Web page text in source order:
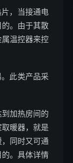
，当接通电
。由于其散
温控器来控
此类产品采
加热房间的
暖器，就是
同时又可通
。具体详情